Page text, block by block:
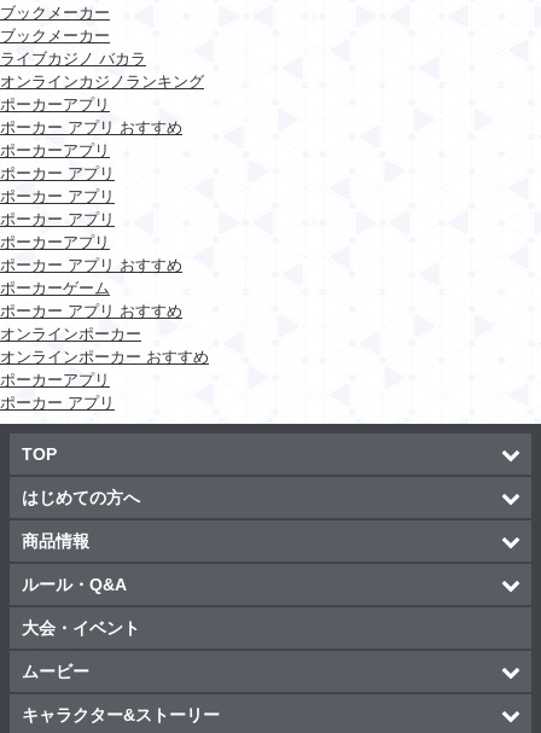
ブックメーカー
ブックメーカー
ライブカジノ バカラ
オンラインカジノランキング
ポーカーアプリ
ポーカー アプリ おすすめ
ポーカーアプリ
ポーカー アプリ
ポーカー アプリ
ポーカー アプリ
ポーカーアプリ
ポーカー アプリ おすすめ
ポーカーゲーム
ポーカー アプリ おすすめ
オンラインポーカー
オンラインポーカー おすすめ
ポーカーアプリ
ポーカー アプリ
TOP
はじめての方へ
商品情報
ルール・Q&A
大会・イベント
ムービー
キャラクター&ストーリー